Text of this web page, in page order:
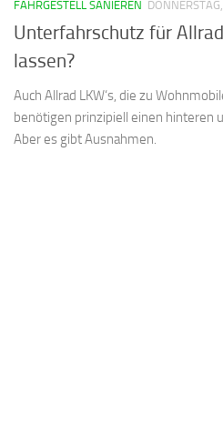
FAHRGESTELL SANIEREN
Unterfahrschutz für
lassen?
Auch Allrad LKW‘s, die zu
benötigen prinzipiell einen hinteren
Aber es gibt Ausnahmen.